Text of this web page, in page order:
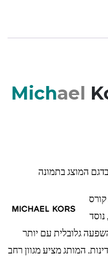
Michael
המוצג בתמונה
בעל השפעה גלובלית עם יותר
חנויות הפזורות ב-85 מדינות. המותג מציע מגוון רחב